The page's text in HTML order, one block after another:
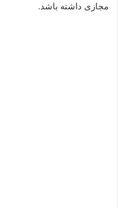
مجازی داشته باشد.